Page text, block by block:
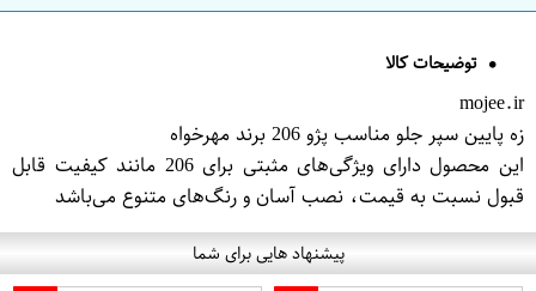
توضیحات کالا
mojee.ir
زه پایین سپر جلو مناسب پژو 206 برند مهرخواه
این محصول دارای ویژگی‌های مثبتی برای 206 مانند کیفیت قابل
قبول نسبت به قیمت، نصب آسان و رنگ‌های متنوع می‌باشد
پیشنهاد هایی برای شما